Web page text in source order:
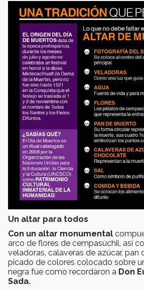
Un altar para todos
Con un altar monumental
arco de flores de cempasúchil, así
veladoras, calaveras de azúcar, pan
picado de colores colocado sobre
negra fue como recordaron a Don
Sada.